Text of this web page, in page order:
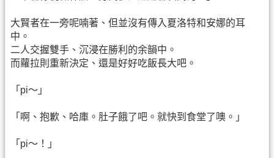
大賢者在一旁呢喃著、但並沒有傳入夏洛特和安娜的耳
中。
二人交握雙手、沉浸在勝利的余韻中。
而蘿拉則重新決定、還是好好吃飯長大吧。
「pi～」
「啊、抱歉、哈庫。肚子餓了吧。就快到食堂了噢。」
「pi～！」